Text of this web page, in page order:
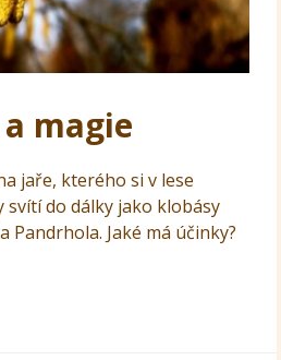
magie
jaře, kterého si v lese
svítí do dálky jako klobásy
Pandrhola. Jaké má účinky?